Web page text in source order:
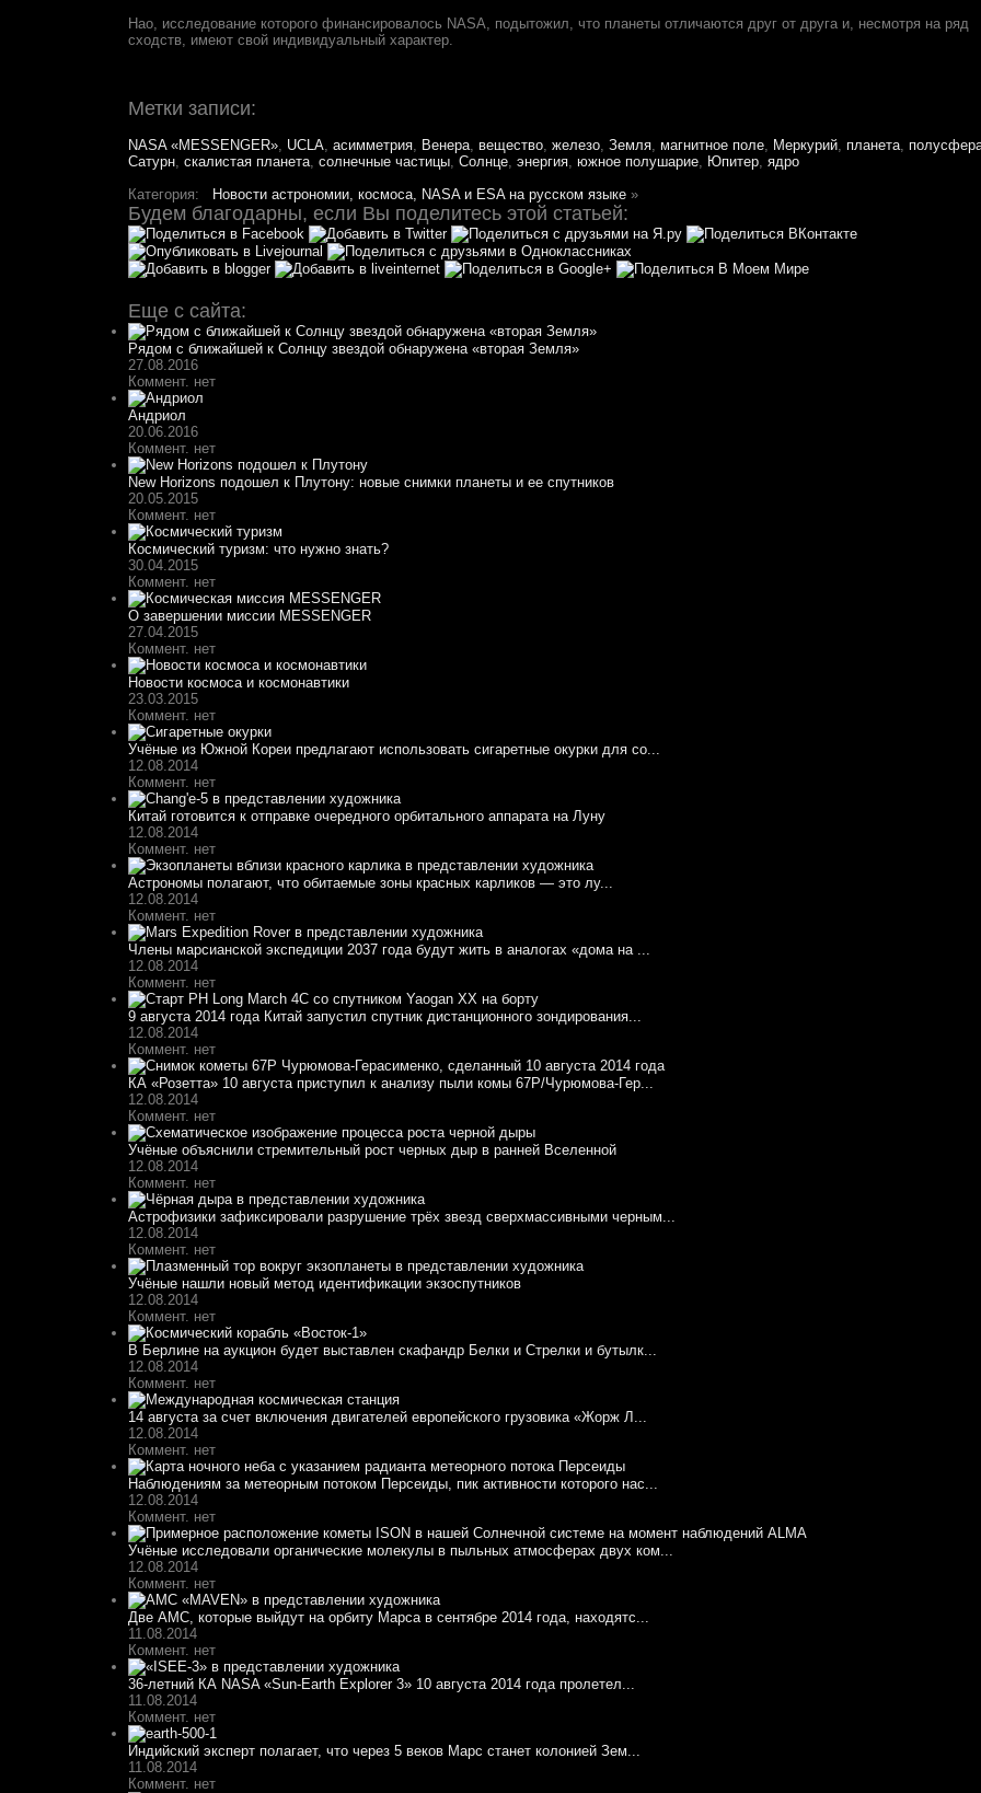
Нао, исследование которого финансировалось NASA, подытожил, что планеты отличаются друг от друга и, несмотря на ряд
сходств, имеют свой индивидуальный характер.
Метки записи:
NASA «MESSENGER», UCLA, асимметрия, Венера, вещество, железо, Земля, магнитное поле, Меркурий, планета,
Сатурн, скалистая планета, солнечные частицы, Солнце, энергия, южное полушарие, Юпитер, ядро
Категория:
Новости астрономии, космоса, NASA и ESA на русском языке »
Будем благодарны, если Вы поделитесь этой статьей:
Еще с сайта:
Рядом с ближайшей к Солнцу звездой обнаружена «вторая Земля»
27.08.2016
Коммент. нет
Андриол
20.06.2016
Коммент. нет
New Horizons подошел к Плутону: новые снимки планеты и ее спутников
20.05.2015
Коммент. нет
Космический туризм: что нужно знать?
30.04.2015
Коммент. нет
О завершении миссии MESSENGER
27.04.2015
Коммент. нет
Новости космоса и космонавтики
23.03.2015
Коммент. нет
Учёные из Южной Кореи предлагают использовать сигаретные окурки для со...
12.08.2014
Коммент. нет
Китай готовится к отправке очередного орбитального аппарата на Луну
12.08.2014
Коммент. нет
Астрономы полагают, что обитаемые зоны красных карликов — это лу...
12.08.2014
Коммент. нет
Члены марсианской экспедиции 2037 года будут жить в аналогах «дома на ...
12.08.2014
Коммент. нет
9 августа 2014 года Китай запустил спутник дистанционного зондирования...
12.08.2014
Коммент. нет
КА «Розетта» 10 августа приступил к анализу пыли комы 67P/Чурюмова-Гер...
12.08.2014
Коммент. нет
Учёные объяснили стремительный рост черных дыр в ранней Вселенной
12.08.2014
Коммент. нет
Астрофизики зафиксировали разрушение трёх звезд сверхмассивными черным...
12.08.2014
Коммент. нет
Учёные нашли новый метод идентификации экзоспутников
12.08.2014
Коммент. нет
В Берлине на аукцион будет выставлен скафандр Белки и Стрелки и бутылк...
12.08.2014
Коммент. нет
14 августа за счет включения двигателей европейского грузовика «Жорж Л...
12.08.2014
Коммент. нет
Наблюдениям за метеорным потоком Персеиды, пик активности которого нас...
12.08.2014
Коммент. нет
Учёные исследовали органические молекулы в пыльных атмосферах двух ком...
12.08.2014
Коммент. нет
Две АМС, которые выйдут на орбиту Марса в сентябре 2014 года, находятс...
11.08.2014
Коммент. нет
36-летний КА NASA «Sun-Earth Explorer 3» 10 августа 2014 года пролетел...
11.08.2014
Коммент. нет
Индийский эксперт полагает, что через 5 веков Марс станет колонией Зем...
11.08.2014
Коммент. нет